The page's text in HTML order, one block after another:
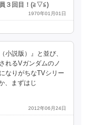
３回目！(⁠≧⁠▽⁠≦⁠)
1970年01月01日
小説版）』と並び、
れるVガンダムのノ
なりがちなTVシリー
、まずはじ
2012年06月24日